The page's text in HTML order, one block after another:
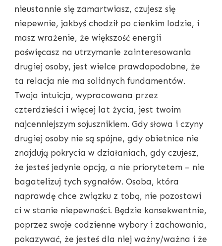
nieustannie się zamartwiasz, czujesz się
niepewnie, jakbyś chodził po cienkim lodzie, i
masz wrażenie, że większość energii
poświęcasz na utrzymanie zainteresowania
drugiej osoby, jest wielce prawdopodobne, że
ta relacja nie ma solidnych fundamentów.
Twoja intuicja, wypracowana przez
czterdzieści i więcej lat życia, jest twoim
najcenniejszym sojusznikiem. Gdy słowa i czyny
drugiej osoby nie są spójne, gdy obietnice nie
znajdują pokrycia w działaniach, gdy czujesz,
że jesteś jedynie opcją, a nie priorytetem – nie
bagatelizuj tych sygnałów. Osoba, która
naprawdę chce związku z tobą, nie pozostawi
ci w stanie niepewności. Będzie konsekwentnie,
poprzez swoje codzienne wybory i zachowania,
pokazywać, że jesteś dla niej ważny/ważna i że